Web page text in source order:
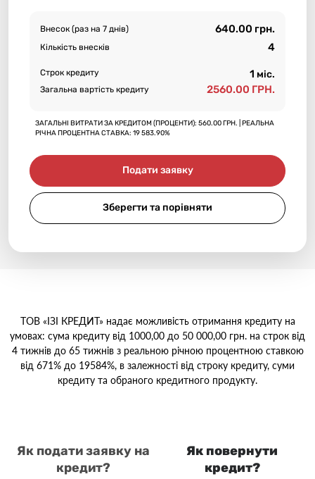
Внесок (раз на 7 днів) 640.00 грн.
Кількість внесків 4
Строк кредиту 1 міс.
Загальна вартість кредиту 2560.00 ГРН.
ЗАГАЛЬНІ ВИТРАТИ ЗА КРЕДИТОМ (ПРОЦЕНТИ):560.00 ГРН. | РЕАЛЬНА
РІЧНА ПРОЦЕНТНА СТАВКА:19 583.90%
Подати заявку
Зберегти та порівняти
ТОВ «ІЗІ КРЕДИТ» надає можливість отримання кредиту на
умовах: сума кредиту від 1000,00 до 50 000,00 грн. на строк від
4 тижнів до 65 тижнів з реальною річною процентною ставкою
від 671% до 19584%, в залежності від строку кредиту, суми
кредиту та обраного кредитного продукту.
Як подати заявку на
кредит?
Як повернути
кредит?